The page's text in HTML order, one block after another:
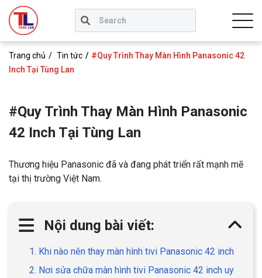
Trang chủ Tin tức
#Quy Trình Thay Màn Hình Panasonic 42
Inch Tại Tùng Lan
#Quy Trình Thay Màn Hình Panasonic
42 Inch Tại Tùng Lan
Thương hiệu Panasonic đã và đang phát triển rất mạnh mẽ
tại thị trường Việt Nam.
Nội dung bài viết:
1. Khi nào nên thay màn hình tivi Panasonic 42 inch
2. Nơi sửa chữa màn hình tivi Panasonic 42 inch uy